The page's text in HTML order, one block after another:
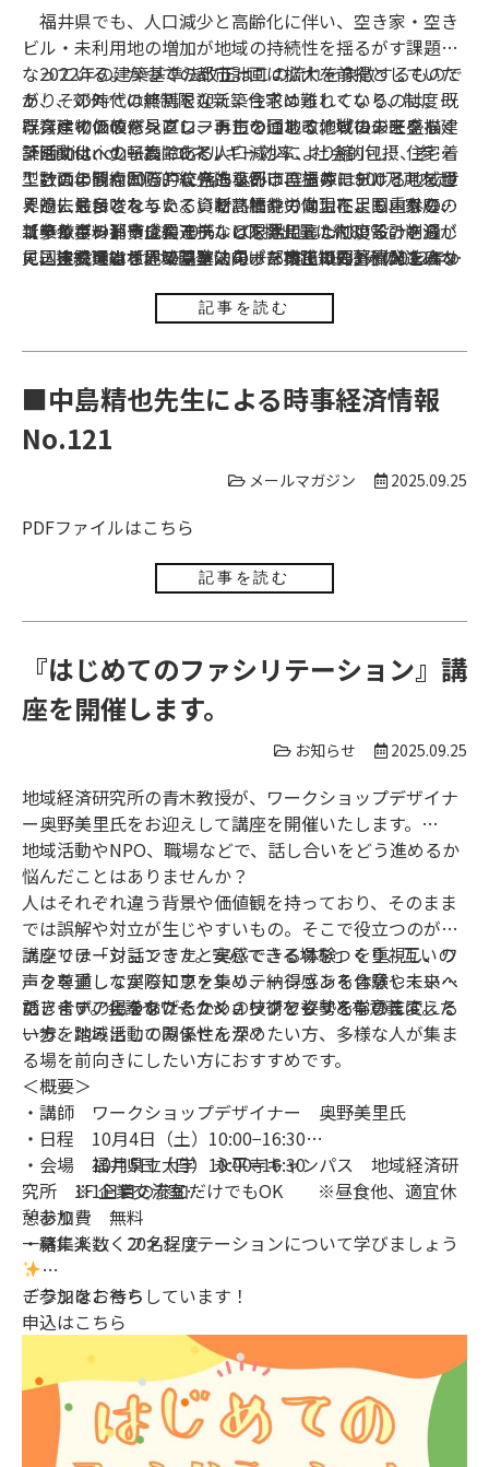
福井県でも、人口減少と高齢化に伴い、空き家・空き
ビル・未利用地の増加が地域の持続性を揺るがす課題と
なっている。かつての都市計画は拡大を前提としていた
が、その時代は終焉を迎え、今求められているのは、既
存資産の価値を見直し、再生を通じて地域の未来を描く
計画文化への転換である。
2022年の建築基準法改正はこの流れを象徴するもので
あり、郊外での無制限な新築住宅は難しくなり、制度は
既存建物の改修へとシフトしつつある。戦後の旺盛な建
築活動は、少子高齢化と人口減少により縮小し、住宅着
工数は年間約80万戸に落ち込み、空き家は900万戸を超
え過去最多となった。資材高騰や労働力不足も重なり、
新築依存の都市成長モデルは限界に達している。さら
に、建設業は世界の温室効果ガス排出の約3分の1を占め
ても重要である。政府は2030年度までに温室効果ガスを
（2025–2030）」を策定。福井県では、断熱改修や高効
率設備導入への補助制度を通じて、既存住宅の性能向上
と脱炭素化の両立を図る取り組みが進められている。こ
れらの制度は新築にも一定の支援を含むが、空き家や既
存ストックの再生を重視する政策的方向性が強まってい
る点が特徴的である。こうした再生重視の都市戦略は欧
再生策が展開されている。
スペインのパンプローナ市の団地改修プロジェクト
「Efidistrict」は、エネルギー効率、社会的包摂、参加
型計画の観点から、統合的な都市再生のモデルとして世
界的に注目されている。断熱性能の向上により、家庭の
エネルギー消費は約70％、CO₂排出量は約80％の削減が
見込まれている。フランスのポー市では郊外開発ではな
によって生活の質を向上。ルクセンブルクのエシュ＝シ
な資金制度が後押ししている。こうした取り組みは、横
断的な専門知の統合と制度的支援の柔軟性によって可能
となっており、都市再生の実効性と持続性を高めてい
このような国際的な先進事例は、福井における地域づ
くりにも示唆を与えている。福井では現在、国内外のグ
リーンボンドや企業連携などを活用した制度設計を通じ
て、持続可能な地域開発に向けた実践知の蓄積が進みつ
ず、地域の実情に即した計画文化の進化を促す重要な契
計画文化の創出が求められている。既存の建物やインフ
ラを最大限に活用し、空間の再編・再生を制度的に支援
することで、福井は自らの手で、持続可能で強靭な地域
モデルの構築に向けた歩みを着実に加速させることがで
【参考資料】
・国土交通省「建築基準法の一部改正概要」（2022年）
・福井市「脱炭素実行計画（2025–2030）」
記事を読む
■中島精也先生による時事経済情報
No.121
メールマガジン 2025.09.25
PDFファイルはこちら
記事を読む
『はじめてのファシリテーション』講
座を開催します。
お知らせ 2025.09.25
地域経済研究所の青木教授が、ワークショップデザイナ
ー奥野美里氏をお迎えして講座を開催いたします。
地域活動やNPO、職場などで、話し合いをどう進めるか
悩んだことはありませんか？
人はそれぞれ違う背景や価値観を持っており、そのまま
では誤解や対立が生じやすいもの。そこで役立つのがフ
ァシリテーションです。安心できる場をつくり、互いの
声を尊重しながら知恵を集め、納得感ある合意や未来へ
のアイデアにつなげるための技術と姿勢を学びます。
講座では「対話できたと実感できる体験」を重視し、ワ
ークを通して実際にファシリテーションを体験していた
だきます。会議やワークショップをもっと有意義にした
い方、地域活動の関係性を深めたい方、多様な人が集ま
る場を前向きにしたい方におすすめです。
話し合いの場をあたたかく、ワクワクするものに変える
一歩を踏み出してみませんか？
＜概要＞
・講師 ワークショップデザイナー 奥野美里氏
・日程 10月4日（土）10:00−16:30
10月5日（日）10:00−16:30
※1日目の参加だけでもOK ※昼食他、適宜休
憩あり
・会場 福井県立大学 永平寺キャンパス 地域経済研
究所 1F 企業交流室
・参加費 無料
・募集人数 20名程度
一緒に楽しくファシリテーションについて学びましょう
ご参加をお待ちしています！
チラシはこちら
申込はこちら